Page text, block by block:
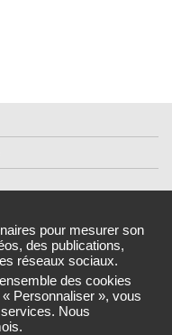
pour mesurer son
des publications,
réseaux sociaux.
des cookies
Personnaliser », vous
Nous